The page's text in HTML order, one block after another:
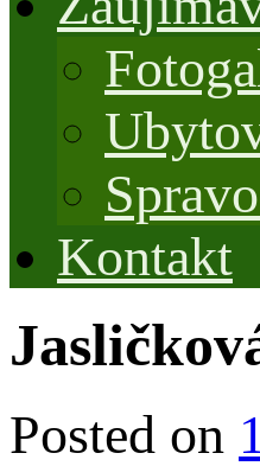
Kontakt
Posted on